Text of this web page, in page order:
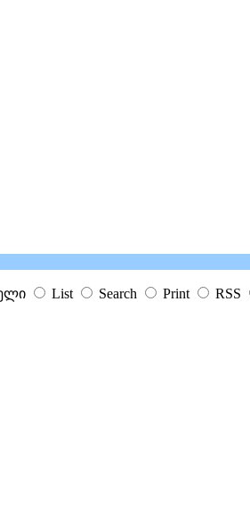
List Search Print RSS